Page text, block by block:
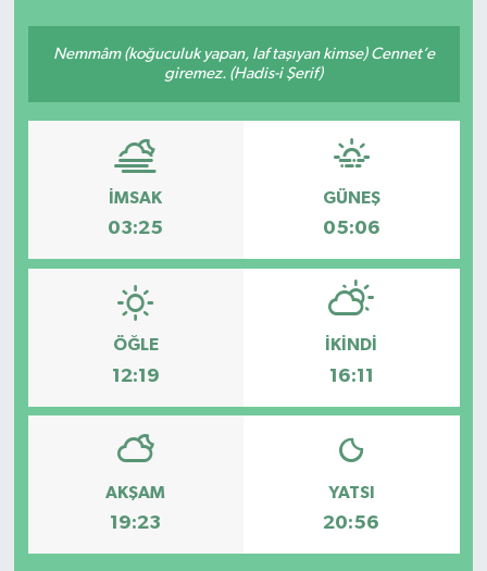
Nemmâm (koğuculuk yapan, laf taşıyan kimse) Cennet’e
giremez. (Hadis-i Şerif)
İMSAK
03:25
GÜNEŞ
05:06
ÖĞLE
12:19
İKINDI
16:11
AKŞAM
19:23
YATSI
20:56
SÖYLEŞİ
YAŞAM